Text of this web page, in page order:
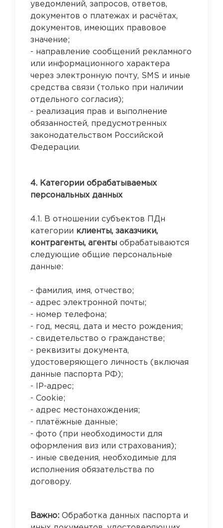
уведомлений, запросов, ответов,
документов о платежах и расчётах,
документов, имеющих правовое
значение;
- направление сообщений рекламного
или информационного характера
через электронную почту, SMS и иные
средства связи (только при наличии
отдельного согласия);
- реализация прав и выполнение
обязанностей, предусмотренных
законодательством Российской
Федерации.
4. Категории обрабатываемых
персональных данных
4.1. В отношении субъектов ПДн
категории клиенты, заказчики,
контрагенты, агенты обрабатываются
следующие общие персональные
данные:
- фамилия, имя, отчество;
- адрес электронной почты;
- номер телефона;
- год, месяц, дата и место рождения;
- свидетельство о гражданстве;
- реквизиты документа,
удостоверяющего личность (включая
данные паспорта РФ);
- IP-адрес;
- Cookie;
- адрес местонахождения;
- платёжные данные;
- фото (при необходимости для
оформления виз или страхования);
- иные сведения, необходимые для
исполнения обязательства по
договору.
Важно: Обработка данных паспорта и